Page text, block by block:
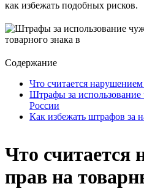
как избежать подобных рисков.
Содержание
Что считается
Штрафы за использование
России
Как избежать штрафов за
Что считается
прав на